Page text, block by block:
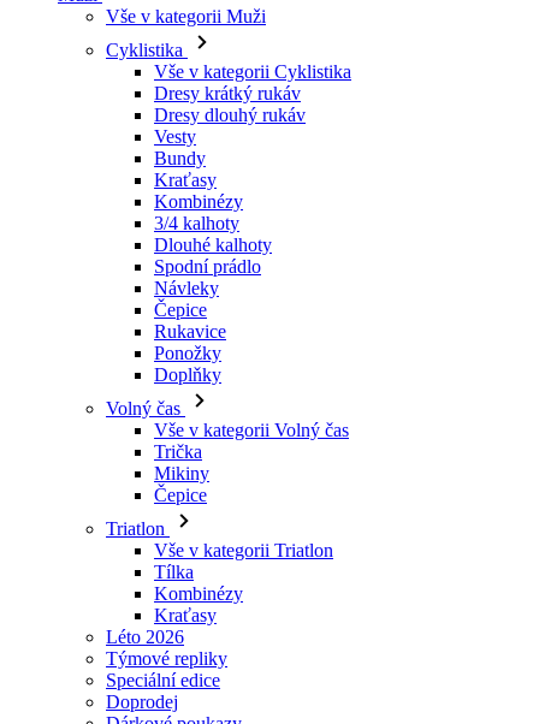
Dresy dlouhý rukáv
Vesty
Bundy
Kraťasy
Kombinézy
3/4 kalhoty
Dlouhé kalhoty
Spodní prádlo
Návleky
Čepice
Rukavice
Ponožky
Doplňky
Volný čas
Vše v kategorii Volný čas
Trička
Mikiny
Čepice
Triatlon
Vše v kategorii Triatlon
Tílka
Kombinézy
Kraťasy
Léto 2026
Týmové repliky
Speciální edice
Doprodej
Dárkové poukazy
Ženy
Vše v kategorii Ženy
Cyklistika